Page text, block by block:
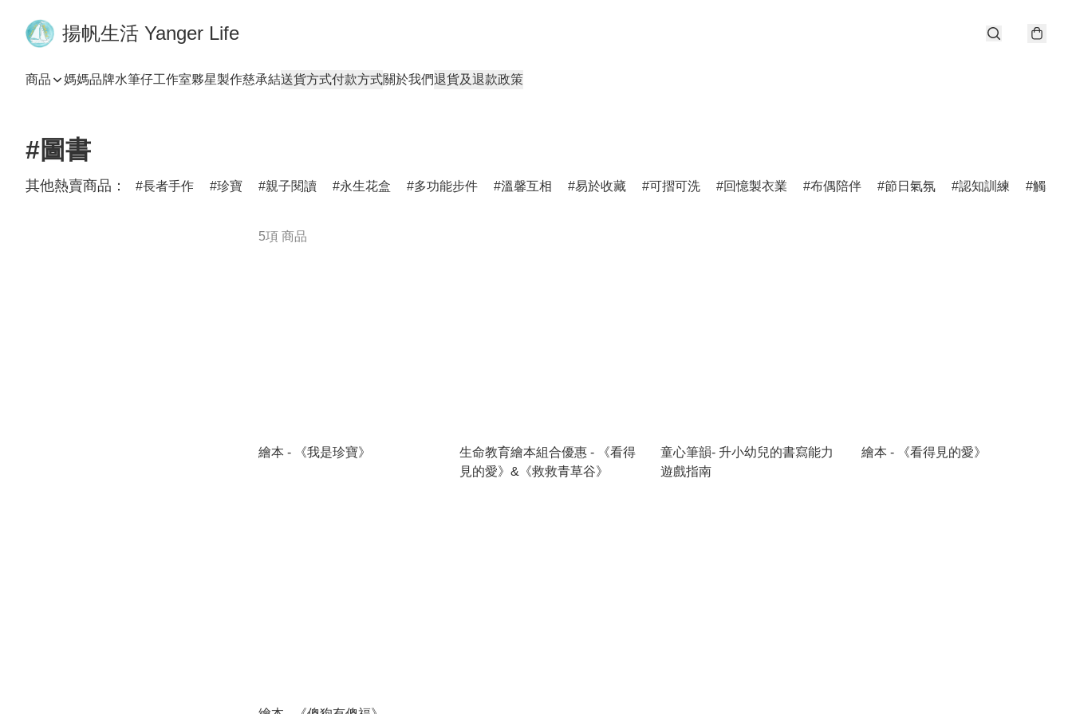
揚帆生活 Yanger Life
商品 媽媽品牌水筆仔工作室夥星製作慈承結送貨方式付款方式關於我們退貨及退款政策
#圖書
其他熱賣商品： 長者手作 珍寶 親子閱讀 永生花盒 多功能步件 溫馨互相 易於收藏 可摺可洗 回憶製衣業 布偶陪伴 節日氣氛 認知訓練 觸感
5項 商品
繪本 - 《我是珍寶》
生命教育繪本組合優惠 - 《看得
見的愛》&《救救青草谷》
童心筆韻- 升小幼兒的書寫能力
遊戲指南
繪本 - 《看得見的愛》